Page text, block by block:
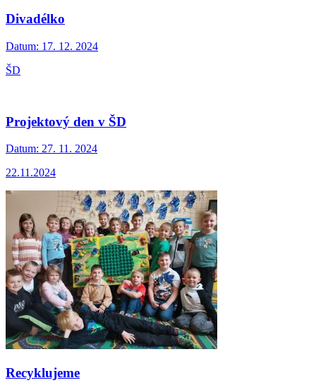
Divadélko
Datum: 17. 12. 2024
ŠD
Projektový den v ŠD
Datum: 27. 11. 2024
22.11.2024
Recyklujeme